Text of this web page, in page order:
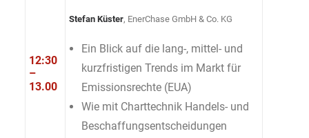
12:30
–
13.00
Stefan Küster, EnerChase GmbH & Co. KG
Ein Blick auf die lang-, mittel- und
kurzfristigen Trends im Markt für
Emissionsrechte (EUA)
Wie mit Charttechnik Handels- und
Beschaffungsentscheidungen